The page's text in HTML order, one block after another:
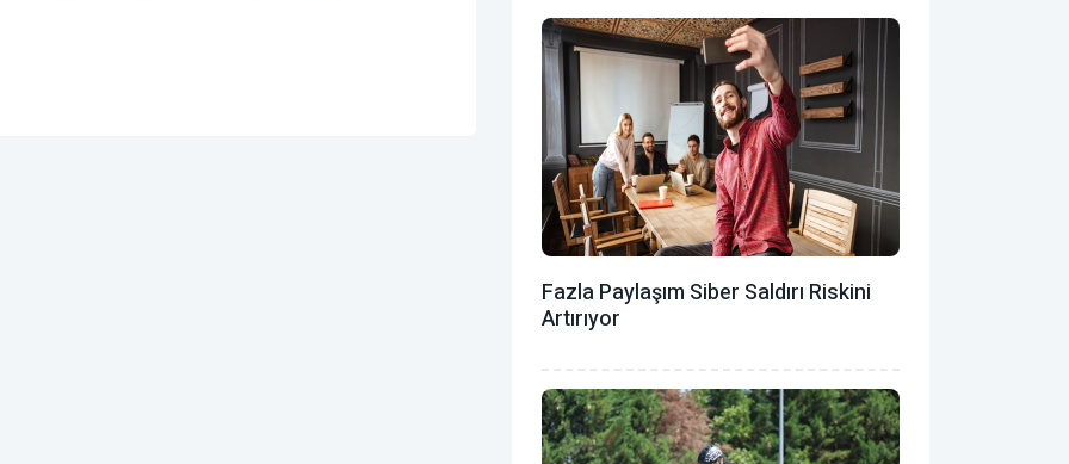
Fazla Paylaşım Siber Saldırı Riskini
Artırıyor